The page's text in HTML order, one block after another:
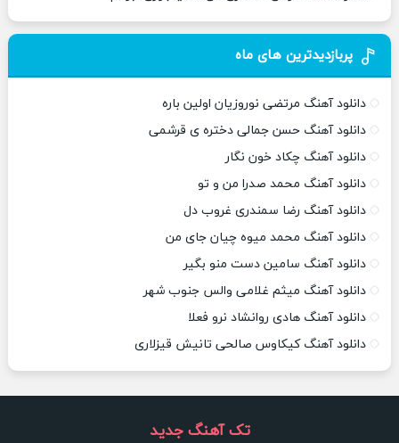
پربازدیدترین های ماه
دانلود آهنگ مرتضی نوروزیان اولین باره
دانلود آهنگ حسن جمالی دختره ی قرشمی
دانلود آهنگ چکاد خون نگار
دانلود آهنگ محمد صدرا من و تو
دانلود آهنگ رضا سمندری غروب دل
دانلود آهنگ محمد میوه چیان جای من
دانلود آهنگ سامین دست منو بگیر
دانلود آهنگ میثم غلامی والس جنوب شهر
دانلود آهنگ هادی روانشاد نرو فعلا
دانلود آهنگ کیکاوس صالحی تانیش قیزلاری
تک آهنگ جدید